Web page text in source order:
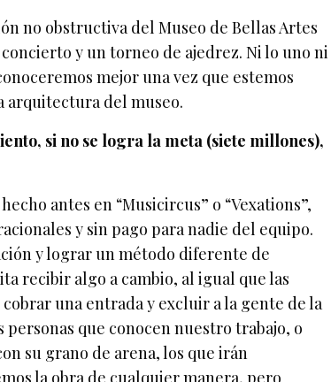
no obstructiva del Museo de Bellas Artes
y un torneo de ajedrez. Ni lo uno ni
mejor una vez que estemos
arquitectura del museo.
si no se logra la meta (siete millones),
antes en “Musicircus” o “Vexations”,
y sin pago para nadie del equipo.
y lograr un método diferente de
recibir algo a cambio, al igual que las
una entrada y excluir a la gente de la
que conocen nuestro trabajo, o
su grano de arena, los que irán
la obra de cualquier manera, pero